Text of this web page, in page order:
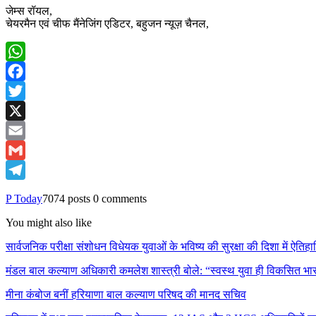
जेम्स रॉयल,
चेयरमैन एवं चीफ मैंनेजिंग एडिटर, बहुजन न्यूज़ चैनल,
WhatsApp
Facebook
Twitter
X
Email
Gmail
P Today7074 posts 0 comments
You might also like
सार्वजनिक परीक्षा संशोधन विधेयक युवाओं के भविष्य की सुरक्षा की दिशा में
मंडल बाल कल्याण अधिकारी कमलेश शास्त्री बोले: “स्वस्थ युवा ही विकसित
मीना कंबोज बनीं हरियाणा बाल कल्याण परिषद की मानद सचिव